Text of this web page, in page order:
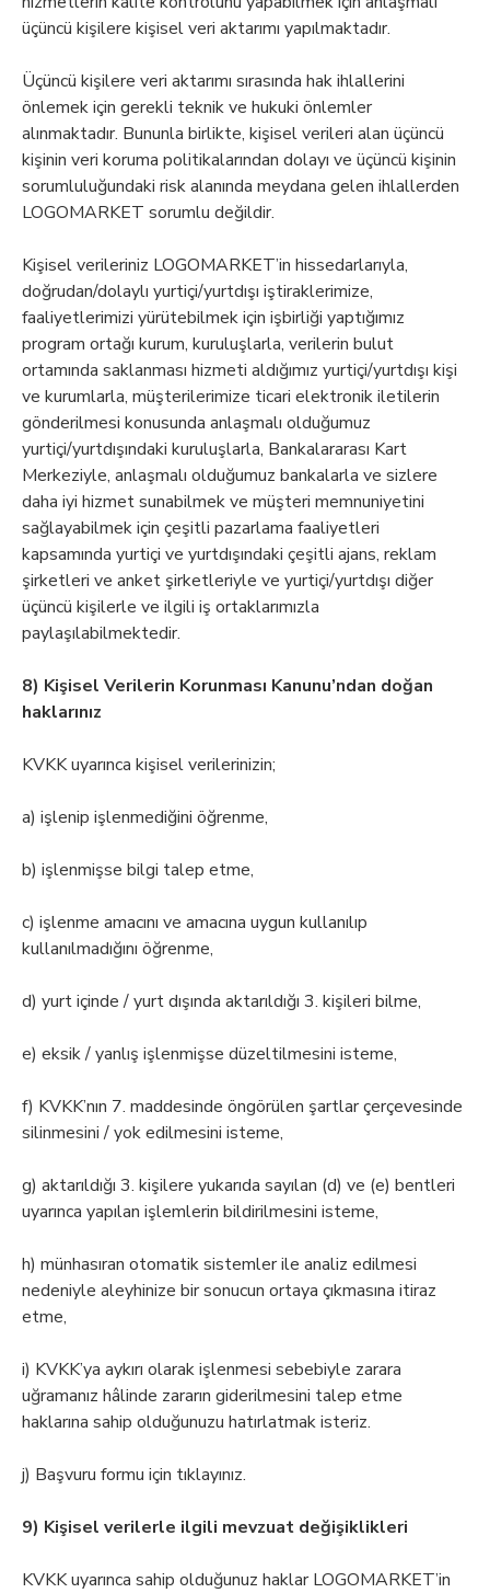
üçüncü kişilere kişisel veri aktarımı yapılmaktadır.
Üçüncü kişilere veri aktarımı sırasında hak ihlallerini
önlemek için gerekli teknik ve hukuki önlemler
alınmaktadır. Bununla birlikte, kişisel verileri alan üçüncü
kişinin veri koruma politikalarından dolayı ve üçüncü kişinin
sorumluluğundaki risk alanında meydana gelen ihlallerden
LOGOMARKET sorumlu değildir.
Kişisel verileriniz LOGOMARKET’in hissedarlarıyla,
doğrudan/dolaylı yurtiçi/yurtdışı iştiraklerimize,
faaliyetlerimizi yürütebilmek için işbirliği yaptığımız
program ortağı kurum, kuruluşlarla, verilerin bulut
ortamında saklanması hizmeti aldığımız yurtiçi/yurtdışı kişi
ve kurumlarla, müşterilerimize ticari elektronik iletilerin
gönderilmesi konusunda anlaşmalı olduğumuz
yurtiçi/yurtdışındaki kuruluşlarla, Bankalararası Kart
Merkeziyle, anlaşmalı olduğumuz bankalarla ve sizlere
daha iyi hizmet sunabilmek ve müşteri memnuniyetini
sağlayabilmek için çeşitli pazarlama faaliyetleri
kapsamında yurtiçi ve yurtdışındaki çeşitli ajans, reklam
şirketleri ve anket şirketleriyle ve yurtiçi/yurtdışı diğer
üçüncü kişilerle ve ilgili iş ortaklarımızla
paylaşılabilmektedir.
8) Kişisel Verilerin Korunması Kanunu’ndan doğan
haklarınız
KVKK uyarınca kişisel verilerinizin;
a) işlenip işlenmediğini öğrenme,
b) işlenmişse bilgi talep etme,
c) işlenme amacını ve amacına uygun kullanılıp
kullanılmadığını öğrenme,
d) yurt içinde / yurt dışında aktarıldığı 3. kişileri bilme,
e) eksik / yanlış işlenmişse düzeltilmesini isteme,
f) KVKK’nın 7. maddesinde öngörülen şartlar çerçevesinde
silinmesini / yok edilmesini isteme,
g) aktarıldığı 3. kişilere yukarıda sayılan (d) ve (e) bentleri
uyarınca yapılan işlemlerin bildirilmesini isteme,
h) münhasıran otomatik sistemler ile analiz edilmesi
nedeniyle aleyhinize bir sonucun ortaya çıkmasına itiraz
etme,
i) KVKK’ya aykırı olarak işlenmesi sebebiyle zarara
uğramanız hâlinde zararın giderilmesini talep etme
haklarına sahip olduğunuzu hatırlatmak isteriz.
j) Başvuru formu için tıklayınız.
9) Kişisel verilerle ilgili mevzuat değişiklikleri
KVKK uyarınca sahip olduğunuz haklar LOGOMARKET’in